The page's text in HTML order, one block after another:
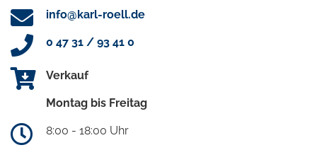
info@karl-roell.de
0 47 31 / 93 41 0
Verkauf
Montag bis Freitag
8:00 - 18:00 Uhr